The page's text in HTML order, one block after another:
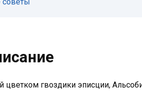
цветком гвоздики эписции,